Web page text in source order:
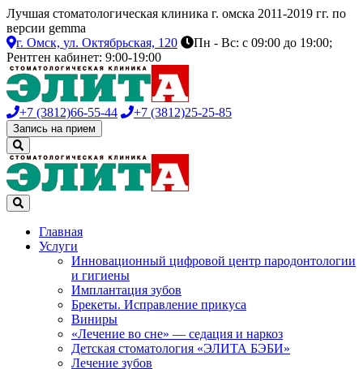
Лучшая стоматологическая клиника г. омска 2011-2019 гг. по
версии gemma
г. Омск, ул. Октябрьская, 120
Пн - Вс: с 09:00 до 19:00;
Рентген кабинет: 9:00-19:00
+7 (3812)66-55-44 +7 (3812)25-25-85
Запись на прием
Главная
Услуги
Инновационный цифровой центр пародонтологии
и гигиены
Имплантация зубов
Брекеты. Исправление прикуса
Виниры
«Лечение во сне» — седация и наркоз
Детская стоматология «ЭЛИТА БЭБИ»
Лечение зубов